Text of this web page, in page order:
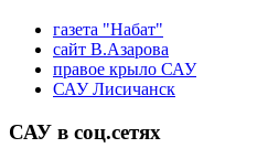
газета "Набат"
сайт В.Азарова
правое крыло САУ
САУ Лисичанск
САУ в соц.сетях